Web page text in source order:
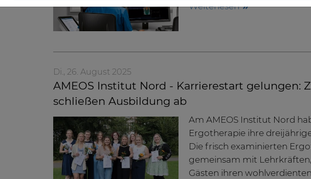
Weiterlesen
Di., 26. August 2025
AMEOS Institut Nord - Karrierestart gelungen:
schließen Ausbildung ab
Am AMEOS Institut Nord
Ergotherapie ihre
Die frisch examinierten
gemeinsam mit
Gästen ihren